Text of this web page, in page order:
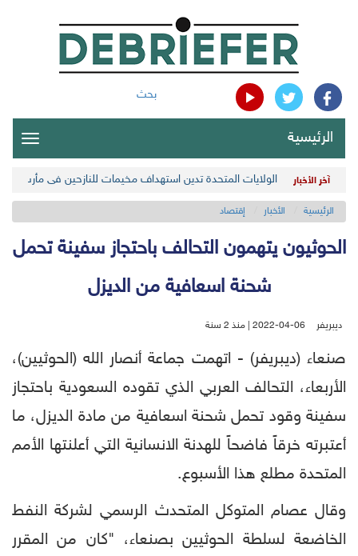
بحث
الرئيسية
آخر الأخبار الولايات المتحدة تدين استهداف مخيمات للنازحين في مأرب
الرئيسية الأخبار إقتصاد
الحوثيون يتهمون التحالف باحتجاز سفينة تحمل
شحنة اسعافية من الديزل
ديبريفر 2022-04-06 | منذ 2 سنة
صنعاء (ديبريفر) - اتهمت جماعة أنصار الله (الحوثيين)،
الأربعاء، التحالف العربي الذي تقوده السعودية باحتجاز
سفينة وقود تحمل شحنة اسعافية من مادة الديزل، ما
أعتبرته خرقاً فاضحاً للهدنة الانسانية التي أعلنتها الأمم
المتحدة مطلع هذا الأسبوع.
وقال عصام المتوكل المتحدث الرسمي لشركة النفط
الخاضعة لسلطة الحوثيين بصنعاء، "كان من المقرر